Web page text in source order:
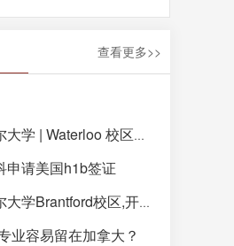
查看更多>>
校区，解锁完整大学体验！
申请美国h1b签证
校区,开启通往未来的大学生活!
业容易留在加拿大？